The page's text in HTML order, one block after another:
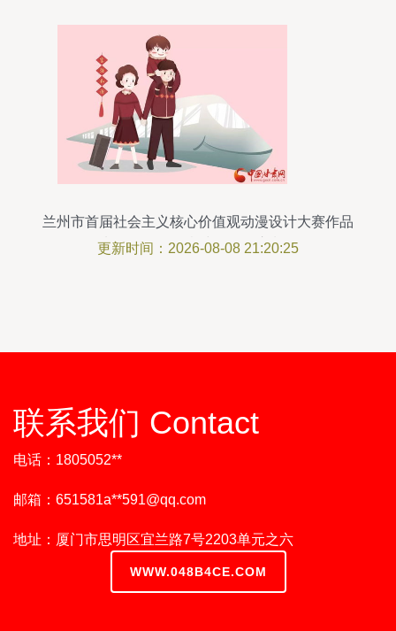
兰州市首届社会主义核心价值观动漫设计大赛作品
选登（二） 创意绽放，匠心制作
更新时间：2026-08-08 21:20:25
联系我们 Contact
电话：1805052**
邮箱：651581a**591@qq.com
地址：厦门市思明区宜兰路7号2203单元之六
WWW.048B4CE.COM